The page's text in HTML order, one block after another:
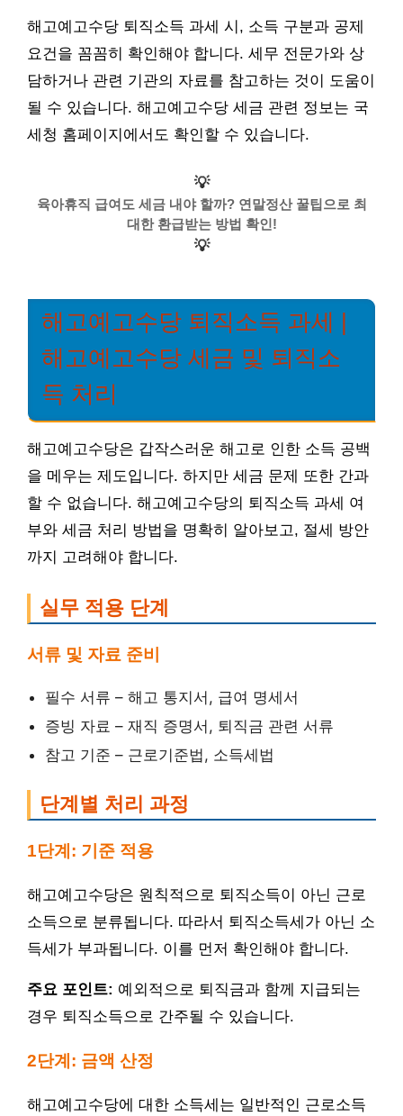
해고예고수당 퇴직소득 과세 시, 소득 구분과 공제
요건을 꼼꼼히 확인해야 합니다. 세무 전문가와 상
담하거나 관련 기관의 자료를 참고하는 것이 도움이
될 수 있습니다. 해고예고수당 세금 관련 정보는 국
세청 홈페이지에서도 확인할 수 있습니다.
💡
육아휴직 급여도 세금 내야 할까? 연말정산 꿀팁으로 최
대한 환급받는 방법 확인!
💡
해고예고수당 퇴직소득 과세 |
해고예고수당 세금 및 퇴직소
득 처리
해고예고수당은 갑작스러운 해고로 인한 소득 공백
을 메우는 제도입니다. 하지만 세금 문제 또한 간과
할 수 없습니다. 해고예고수당의 퇴직소득 과세 여
부와 세금 처리 방법을 명확히 알아보고, 절세 방안
까지 고려해야 합니다.
실무 적용 단계
서류 및 자료 준비
필수 서류 – 해고 통지서, 급여 명세서
증빙 자료 – 재직 증명서, 퇴직금 관련 서류
참고 기준 – 근로기준법, 소득세법
단계별 처리 과정
1단계: 기준 적용
해고예고수당은 원칙적으로 퇴직소득이 아닌 근로
소득으로 분류됩니다. 따라서 퇴직소득세가 아닌 소
득세가 부과됩니다. 이를 먼저 확인해야 합니다.
주요 포인트: 예외적으로 퇴직금과 함께 지급되는
경우 퇴직소득으로 간주될 수 있습니다.
2단계: 금액 산정
해고예고수당에 대한 소득세는 일반적인 근로소득